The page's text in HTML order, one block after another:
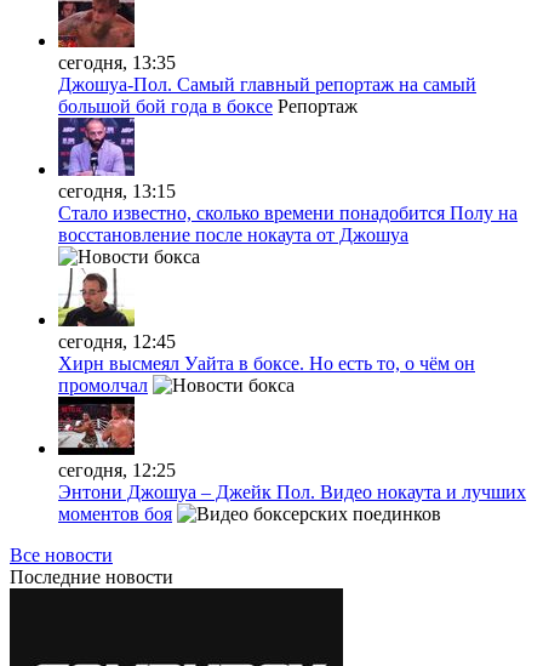
сегодня, 13:35
Джошуа-Пол. Самый главный репортаж на самый
большой бой года в боксе Репортаж
сегодня, 13:15
Стало известно, сколько времени понадобится Полу на
восстановление после нокаута от Джошуа
сегодня, 12:45
Хирн высмеял Уайта в боксе. Но есть то, о чём он
промолчал
сегодня, 12:25
Энтони Джошуа – Джейк Пол. Видео нокаута и лучших
моментов боя
Все новости
Последние новости